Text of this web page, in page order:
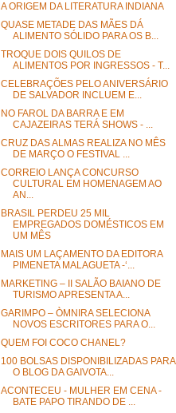
A ORIGEM DA LITERATURA INDIANA
QUASE METADE DAS MÃES DÁ
ALIMENTO SÓLIDO PARA OS B...
TROQUE DOIS QUILOS DE
ALIMENTOS POR INGRESSOS - T...
CELEBRAÇÕES PELO ANIVERSÁRIO
DE SALVADOR INCLUEM E...
NO FAROL DA BARRA E EM
CAJAZEIRAS TERÁ SHOWS - ...
CRUZ DAS ALMAS REALIZA NO MÊS
DE MARÇO O FESTIVAL ...
CORREIO LANÇA CONCURSO
CULTURAL EM HOMENAGEM AO
AN...
BRASIL PERDEU 25 MIL
EMPREGADOS DOMÉSTICOS EM
UM MÊS
MAIS UM LAÇAMENTO DA EDITORA
PIMENETA MALAGUETA -‘...
MARKETING – II SALÃO BAIANO DE
TURISMO APRESENTA A...
GARIMPO – ÒMNIRA SELECIONA
NOVOS ESCRITORES PARA O...
QUEM FOI COCO CHANEL?
100 BOLSAS DISPONIBILIZADAS PARA
O BLOG DA GAIVOTA...
ACONTECEU - MULHER EM CENA -
BATE PAPO TIRANDO DE ...